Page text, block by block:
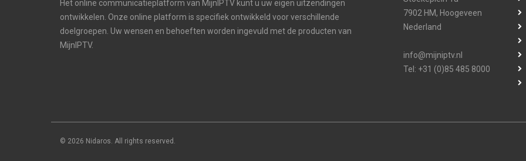
Het online communicatieplatform van MijnIPTV kunt u uw eigen uitzendingen
ontwikkelen. Onze online platform is specifiek ontwikkeld voor verschillende
doelgroepen. Uw wensen en behoeften worden ingevuld met de producten van
MijnIPTV.
7902 HM, Hoogeveen
Nederland
info@mijniptv.nl
Tel: +31 (0)85 485 8000
© 2026 Nidaros. All rights reserved.